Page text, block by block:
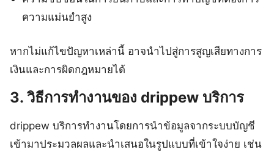
ความแม่นยำสูง
หากไม่แก้ไขปัญหาเหล่านี้ อาจนำไปสู่การสูญเสียทางการ
เงินและการผิดกฎหมายได้
3. วิธีการทำงานของ drippew บริการ
drippew บริการทำงานโดยการนำข้อมูลจากระบบบัญชี
เข้ามาประมวลผลและนำเสนอในรูปแบบที่เข้าใจง่าย เช่น